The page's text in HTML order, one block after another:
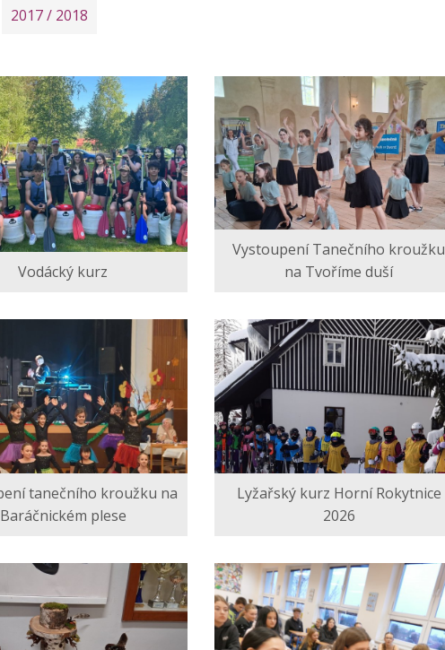
2017 / 2018
Vodácký kurz
Vystoupení Tanečního kroužku
na Tvoříme duší
tanečního kroužku na
Baráčnickém plese
Lyžařský kurz Horní Rokytnice
2026